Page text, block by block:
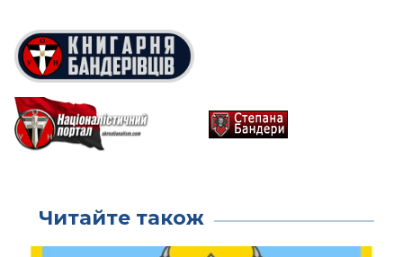
Читайте також